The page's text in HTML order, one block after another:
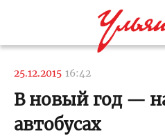
25.12.2015 16:42
В новый год —
автобусах